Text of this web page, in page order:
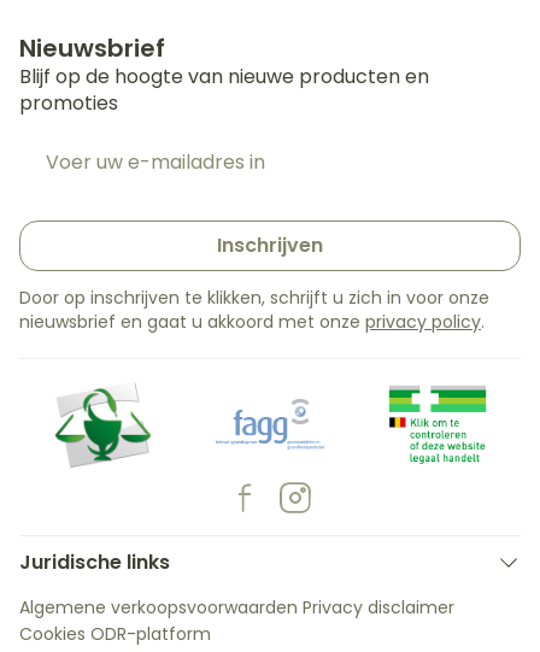
Nieuwsbrief
Blijf op de hoogte van nieuwe producten en
promoties
Inschrijven
Door op inschrijven te klikken, schrijft u zich in voor onze
nieuwsbrief en gaat u akkoord met onze privacy policy.
Juridische links
Algemene verkoopsvoorwaarden Privacy disclaimer
Cookies ODR-platform